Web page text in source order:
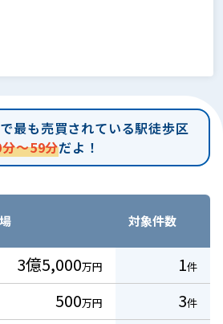
で最も売買されている駅徒歩区
～59分だよ！
対象件数
3億5,000万円 1件
500万円 3件